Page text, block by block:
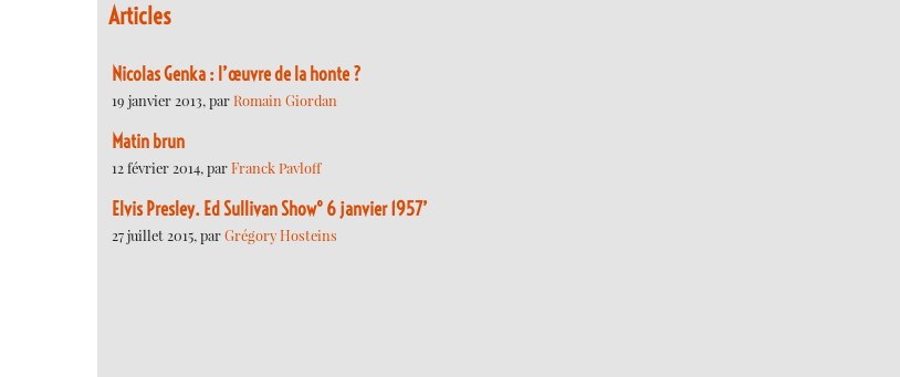
Articles
Nicolas Genka : l’œuvre de la honte ?
19 janvier 2013, parRomain Giordan
Matin brun
12 février 2014, parFranck Pavloff
Elvis Presley. Ed Sullivan Show° 6 janvier 1957’
27 juillet 2015, parGrégory Hosteins